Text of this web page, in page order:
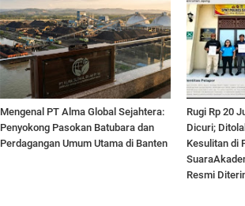
Mengenal PT Alma Global Sejahtera:
Penyokong Pasokan Batubara dan
Perdagangan Umum Utama di Banten
Rugi Rp 20
Dicuri;
Kesulitan di
Resmi